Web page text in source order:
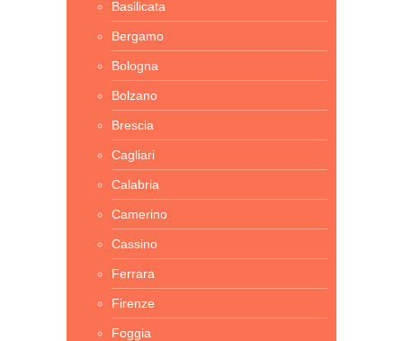
Basilicata
Bergamo
Bologna
Bolzano
Brescia
Cagliari
Calabria
Camerino
Cassino
Ferrara
Firenze
Foggia